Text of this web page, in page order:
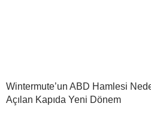
Wintermute’un ABD Hamlesi
Açılan Kapıda Yeni Dönem